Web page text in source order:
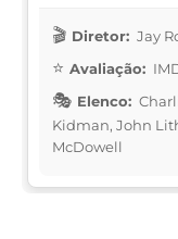
Diretor: Jay
Avaliação:
Elenco:
Kidman, John
McDowell